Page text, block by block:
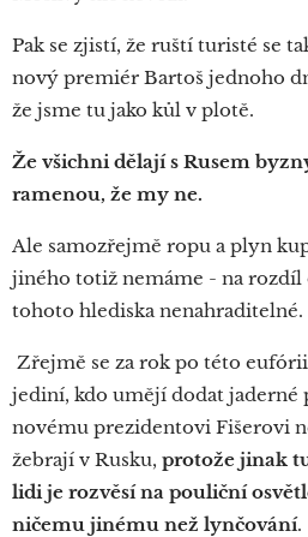
Pak se zjistí, že ruští turisté se
nový premiér Bartoš jednoho
že jsme tu jako kůl v plotě.
Že všichni dělají s Rusem
ramenou, že my ne.
Ale samozřejmě ropu a plyn
jiného totiž nemáme - na rozdíl
tohoto hlediska nenahraditelné.
Zřejmě se za rok po této
jediní, kdo umějí dodat jaderné
novému prezidentovi Fišerovi
žebrají v Rusku, protože jinak
lidi je rozvěsí na pouliční
ničemu jinému než lynčování.